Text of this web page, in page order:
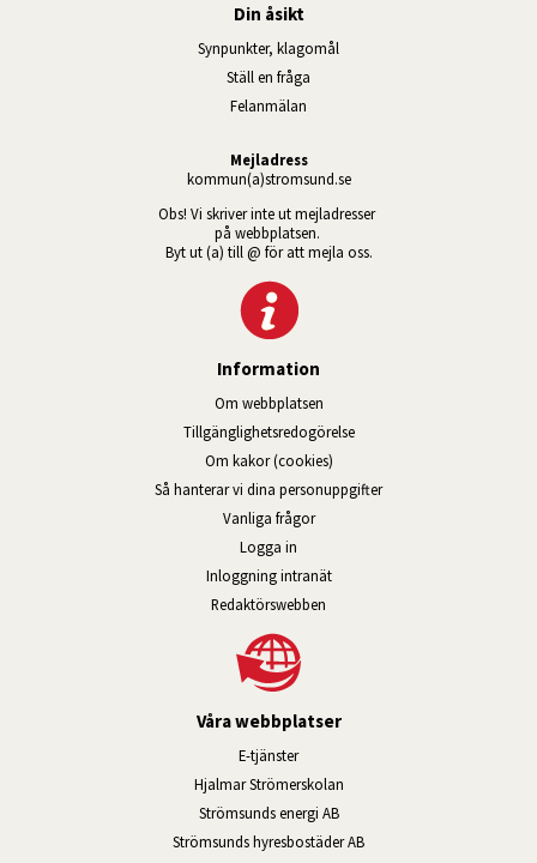
Din åsikt
Synpunkter, klagomål
Ställ en fråga
Felanmälan
Mejladress
kommun(a)stromsund.se
Obs! Vi skriver inte ut mejladresser
på webbplatsen.
Byt ut (a) till @ för att mejla oss.
Information
Om webbplatsen
Tillgänglig­hets­redo­görelse
Om kakor (cookies)
Så hanterar vi dina personuppgifter
Vanliga frågor
Logga in
Inloggning intranätÖppnas i nytt fönster.
Redaktörswebben
Våra webbplatser
E-tjänsterLänk till annan webbplats, öppnas i
Hjalmar StrömerskolanLänk till annan webbplats,
Strömsunds energi ABLänk till annan webbplats,
Strömsunds hyresbostäder ABLänk till annan